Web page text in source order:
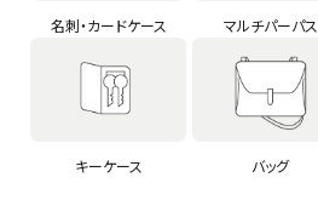
名刺・カードケース マルチパーパス
キーケース バッグ